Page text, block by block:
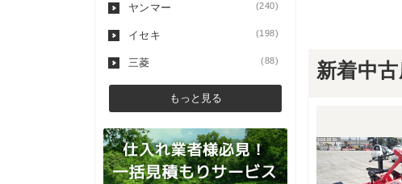
新着中
ヤンマー (240)
イセキ (198)
三菱 (88)
もっと見る